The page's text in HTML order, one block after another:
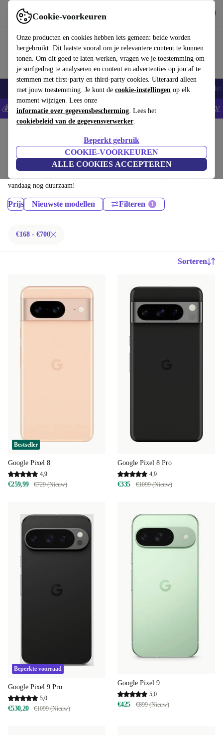
Cookie-voorkeuren
Onze producten en cookies hebben iets gemeen: beide worden
hergebruikt. Dit laatste vooral om je relevantere content te kunnen
tonen. Om dit goed te laten werken, vragen we je toestemming om
je surfgedrag te analyseren en content en advertenties op jou af te
stemmen met first-party en third-party cookies. Uiteraard alleen
met jouw toestemming. Je kunt de cookie-instellingen op elk
moment wijzigen. Lees onze
informatie over gegevensbescherming. Lees het
cookiebeleid van de gegevensverwerker.
Beperkt gebruik
COOKIE-VOORKEUREN
ALLE COOKIES ACCEPTEREN
Gebruik refurbed snel en eenvoudig
Smartphones Laptops Tablets Smartwatches Accessoires
💰Bespaar 5% EXTRA op alle iPhones - Code: IPHONEDEAL - AV
Google Pixel Mobiele Telefoons:
Gecertificeerd refurbished Google Pixel Mobiele Telefoons onder 700€ –
bespaar tot 40%. 30 dagen retourrecht & 12 maanden garantie. Shop
vandaag nog duurzaam!
Prijs Nieuwste modellen Filteren
€168 - €700
Sorteren
Bestseller
Google Pixel 8
4,9
€259,99 €729 (Nieuw)
Google Pixel 8 Pro
4,9
€335 €1099 (Nieuw)
Beperkte voorraad
Google Pixel 9 Pro
5,0
€530,20 €1099 (Nieuw)
Google Pixel 9
5,0
€425 €899 (Nieuw)